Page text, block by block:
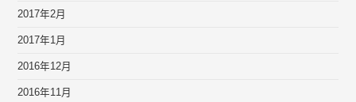
2017年2月
2017年1月
2016年12月
2016年11月